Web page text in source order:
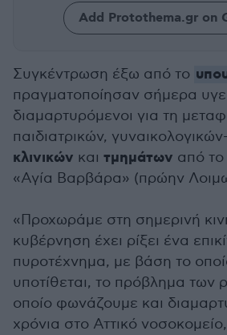
Add Protothema.gr on
Συγκέντρωση έξω από το
πραγματοποίησαν σήμερα
διαμαρτυρόμενοι για τη
παιδιατρικών,
κλινικών και τμημάτων από το
«Αγία Βαρβάρα» (πρώην
«Προχωράμε στη σημερινή
κυβέρνηση έχει ρίξει ένα
πυροτέχνημα, με βάση το
υποτίθεται, το πρόβλημα των
οποίο φωνάζουμε και
χρόνια στο Αττικό